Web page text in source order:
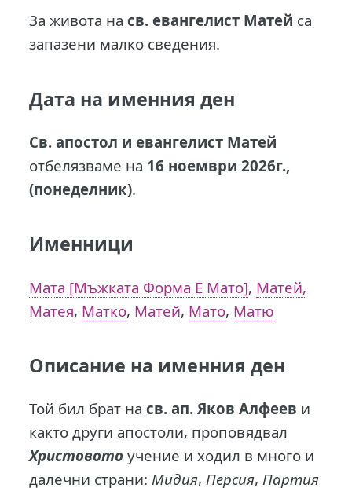
За живота насв. евангелист Матей са
запазени малко сведения.
Дата на именния ден
Св. апостол и евангелист Матей
отбелязваме на 16 ноември 2026г.,
(понеделник).
Именници
Мата [Мъжката Форма Е Мато], Матей,
Матея, Матко, Матей, Мато, Матю
Описание на именния ден
Той бил брат насв. ап. Яков Алфеев и
както други апостоли, проповядвал
Христовото учение и ходил в много и
далечни страни:Мидия,Персия,Партия